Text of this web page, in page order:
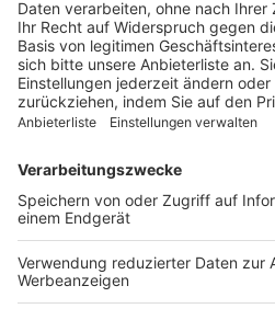
Jetzt herunterladen